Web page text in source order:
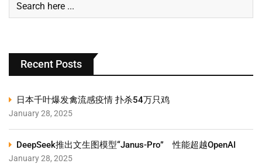
Recent Posts
日本千叶爆发禽流感疫情 扑杀54万只鸡
January 28, 2025
DeepSeek推出文生图模型“Janus-Pro” 性能超越OpenAI
January 28, 2025